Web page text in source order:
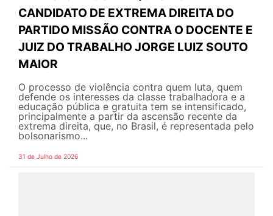
CANDIDATO DE EXTREMA DIREITA DO
PARTIDO MISSÃO CONTRA O DOCENTE E
JUIZ DO TRABALHO JORGE LUIZ SOUTO
MAIOR
O processo de violência contra quem luta, quem
defende os interesses da classe trabalhadora e a
educação pública e gratuita tem se intensificado,
principalmente a partir da ascensão recente da
extrema direita, que, no Brasil, é representada pelo
bolsonarismo...
31 de Julho de 2026